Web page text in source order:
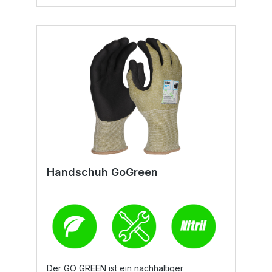
Handschuh GoGreen
Der GO GREEN ist ein nachhaltiger